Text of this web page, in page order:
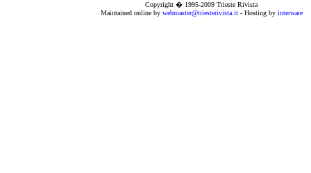
Copyright � 1995-2009 Trieste Rivista
Maintained online by webmaster@triesterivista.it- Hosting by interware